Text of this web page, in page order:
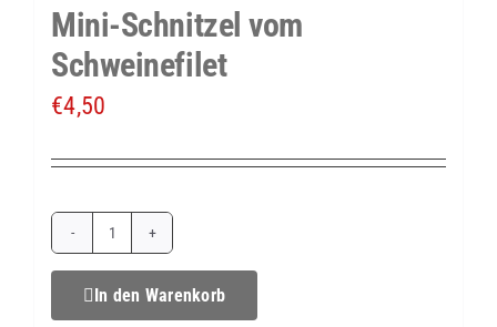
Mini-Schnitzel vom
Schweinefilet
€4,50
Mini-
Schnitzel
In den Warenkorb